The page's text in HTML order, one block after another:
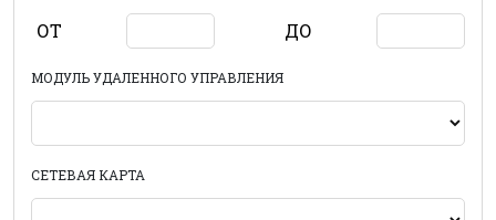
ОТ ДО
МОДУЛЬ УДАЛЕННОГО УПРАВЛЕНИЯ
СЕТЕВАЯ КАРТА